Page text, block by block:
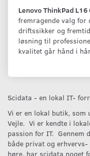
Lenovo ThinkPad L16
fremragende valg for
driftssikker og
løsning til
kvalitet går hånd i
Scidata - en lokal IT-
Vi er en lokal butik, som
Vejle. Vi er kendte i
passion for IT. Gennem
både privat og
høre, har scidata noget